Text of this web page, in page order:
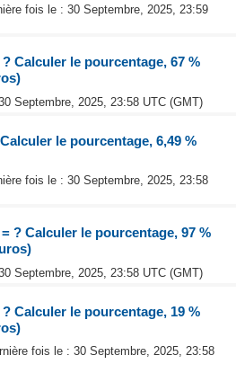
fois le : 30 Septembre, 2025, 23:59
Calculer le pourcentage, 67 %
Septembre, 2025, 23:58 UTC (GMT)
le pourcentage, 6,49 %
fois le : 30 Septembre, 2025, 23:58
? Calculer le pourcentage, 97 %
Septembre, 2025, 23:58 UTC (GMT)
Calculer le pourcentage, 19 %
fois le : 30 Septembre, 2025, 23:58